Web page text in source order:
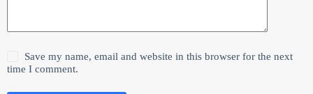
Save my name, email and website in this browser for the next
time I comment.